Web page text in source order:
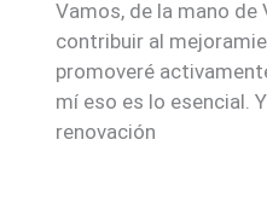
Vamos, de la mano de
contribuir al
promoveré
mí eso es lo esencial.
renovación